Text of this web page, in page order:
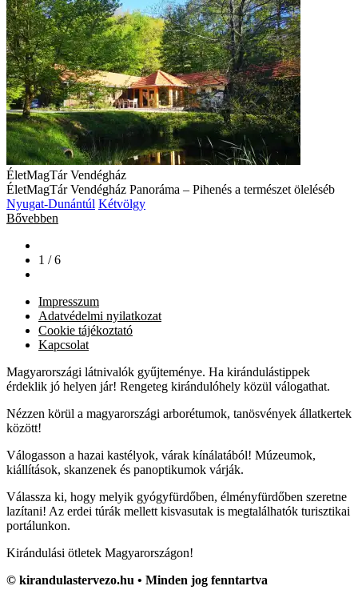
ÉletMagTár Vendégház
ÉletMagTár Vendégház Panoráma – Pihenés a természet öleléséb
Nyugat-Dunántúl Kétvölgy
Bővebben
1 / 6
Impresszum
Adatvédelmi nyilatkozat
Cookie tájékoztató
Kapcsolat
Magyarországi látnivalók gyűjteménye. Ha kirándulástippek
érdeklik jó helyen jár! Rengeteg kirándulóhely közül válogathat.
Nézzen körül a magyarországi arborétumok, tanösvények állatkertek
között!
Válogasson a hazai kastélyok, várak kínálatából! Múzeumok,
kiállítások, skanzenek és panoptikumok várják.
Válassza ki, hogy melyik gyógyfürdőben, élményfürdőben szeretne
lazítani! Az erdei túrák mellett kisvasutak is megtalálhatók turisztikai
portálunkon.
Kirándulási ötletek Magyarországon!
© kirandulastervezo.hu • Minden jog fenntartva